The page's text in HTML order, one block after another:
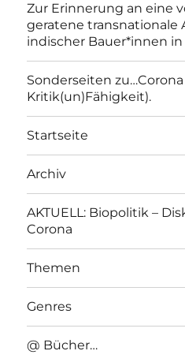
Zur Erinnerung an eine
geratene transnationale
indischer Bauer*innen in
Sonderseiten
Kritik(un)Fähigkeit).
Startseite
Archiv
AKTUELL: Biopolitik –
Corona
Themen
Genres
@ Bücher…